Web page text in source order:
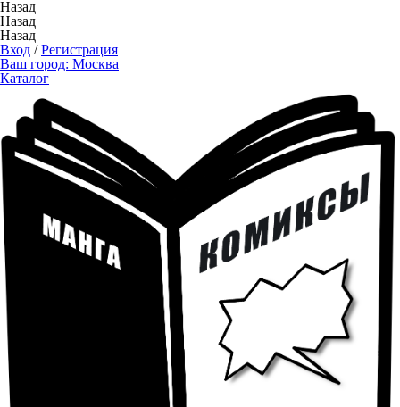
Назад
Назад
Назад
Вход /Регистрация
Ваш город: Москва
Каталог